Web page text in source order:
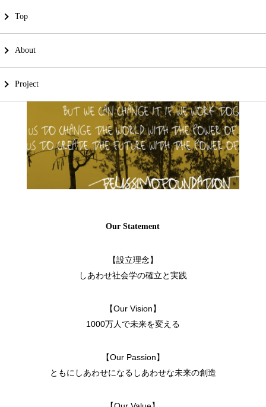
Top
About
Project
About FELISSIMO FOUNDATION
Our Statement
【設立理念】
しあわせ社会学の確立と実践
【Our Vision】
1000万人で未来を変える
【Our Passion】
ともにしあわせになるしあわせな未来の創造